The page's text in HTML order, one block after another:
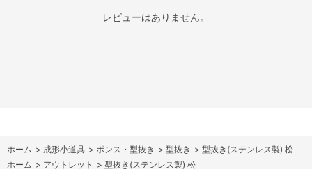
レビューはありません。
ホーム > 成形小道具 > ポンス・型抜き > 型抜き > 型抜き(ステンレス製) 松
ホーム > アウトレット > 型抜き(ステンレス製) 松